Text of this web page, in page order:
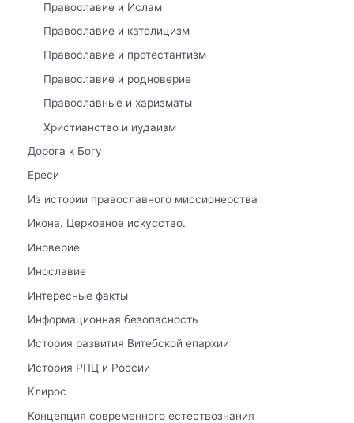
Православие и Ислам
Православие и католицизм
Православие и протестантизм
Православие и родноверие
Православные и харизматы
Христианство и иудаизм
Дорога к Богу
Ереси
Из истории православного миссионерства
Икона. Церковное искусство.
Иноверие
Инославие
Интересные факты
Информационная безопасность
История развития Витебской епархии
История РПЦ и России
Клирос
Концепция современного естествознания